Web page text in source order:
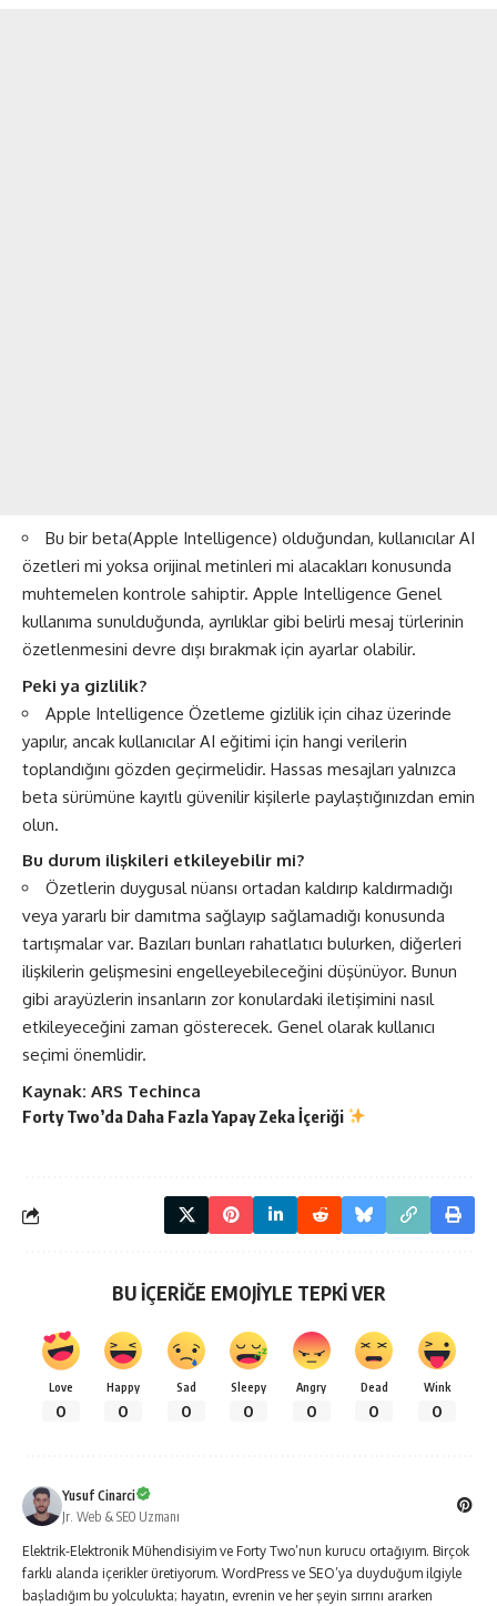
Bu bir beta(Apple Intelligence) olduğundan, kullanıcılar AI
özetleri mi yoksa orijinal metinleri mi alacakları konusunda
muhtemelen kontrole sahiptir. Apple Intelligence Genel
kullanıma sunulduğunda, ayrılıklar gibi belirli mesaj türlerinin
özetlenmesini devre dışı bırakmak için ayarlar olabilir.
Peki ya gizlilik?
Apple Intelligence Özetleme gizlilik için cihaz üzerinde
yapılır, ancak kullanıcılar AI eğitimi için hangi verilerin
toplandığını gözden geçirmelidir. Hassas mesajları yalnızca
beta sürümüne kayıtlı güvenilir kişilerle paylaştığınızdan emin
olun.
Bu durum ilişkileri etkileyebilir mi?
Özetlerin duygusal nüansı ortadan kaldırıp kaldırmadığı
veya yararlı bir damıtma sağlayıp sağlamadığı konusunda
tartışmalar var. Bazıları bunları rahatlatıcı bulurken, diğerleri
ilişkilerin gelişmesini engelleyebileceğini düşünüyor. Bunun
gibi arayüzlerin insanların zor konulardaki iletişimini nasıl
etkileyeceğini zaman gösterecek. Genel olarak kullanıcı
seçimi önemlidir.
Kaynak: ARS Techinca
Forty Two’da Daha FazlaYapay Zekaİçeriği
BU İÇERİĞE EMOJİYLE TEPKİ VER
Love
0
Happy
0
Sad
0
Sleepy
0
Angry
0
Dead
0
Wink
0
Yusuf Cinarci
Jr. Web & SEO Uzmanı
Elektrik-Elektronik Mühendisiyim ve Forty Two’nun kurucu ortağıyım. Birçok
farklı alanda içerikler üretiyorum. WordPress ve SEO’ya duyduğum ilgiyle
başladığım bu yolculukta; hayatın, evrenin ve her şeyin sırrını ararken